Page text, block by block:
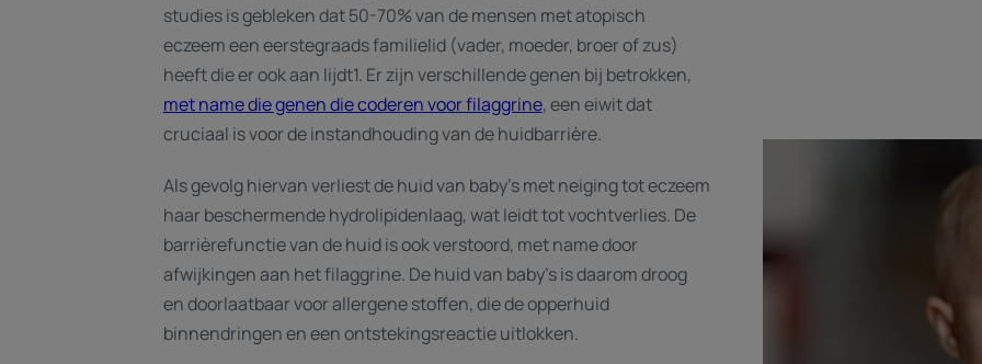
studies is gebleken dat 50-70% van de mensen met atopisch
eczeem een eerstegraads familielid (vader, moeder, broer of zus)
heeft die er ook aan lijdt1. Er zijn verschillende genen bij betrokken,
met name die genen die coderen voor filaggrine, een eiwit dat
cruciaal is voor de instandhouding van de huidbarrière.
Als gevolg hiervan verliest de huid van baby's met neiging tot eczeem
haar beschermende hydrolipidenlaag, wat leidt tot vochtverlies. De
barrièrefunctie van de huid is ook verstoord, met name door
afwijkingen aan het filaggrine. De huid van baby's is daarom droog
en doorlaatbaar voor allergene stoffen, die de opperhuid
binnendringen en een ontstekingsreactie uitlokken.